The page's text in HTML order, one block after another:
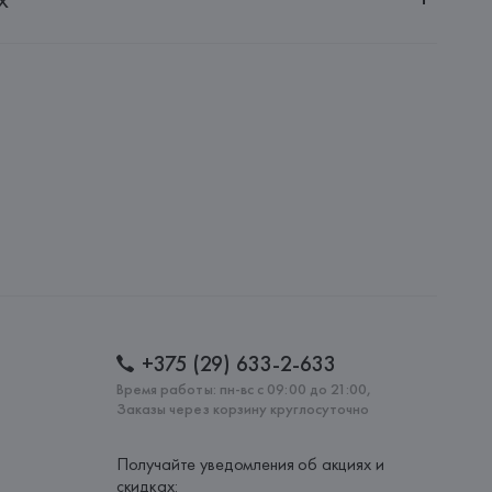
+375 (29) 633-2-633
Время работы: пн-вс с 09:00 до 21:00,
Заказы через корзину круглосуточно
Получайте уведомления об акциях и
скидках: